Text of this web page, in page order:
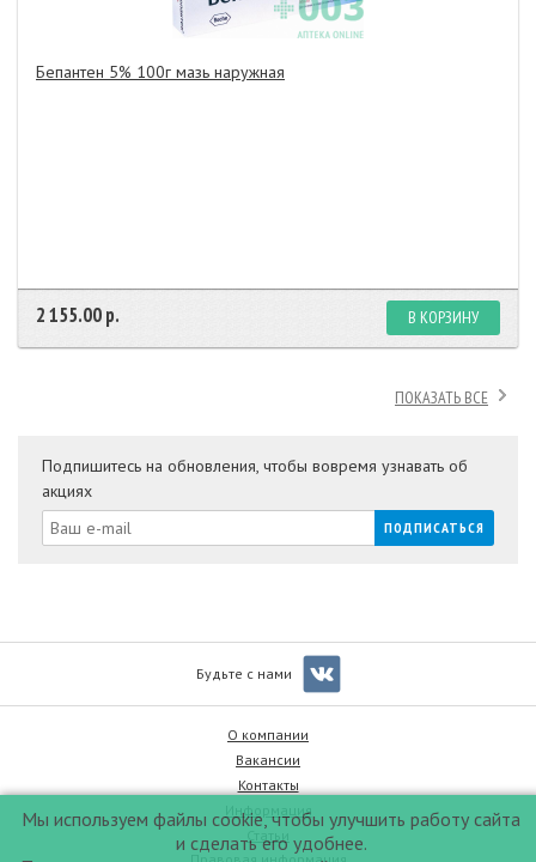
Бепантен 5% 100г мазь наружная
2 155.00 р. В КОРЗИНУ
ПОКАЗАТЬ ВСЕ
Подпишитесь на обновления, чтобы вовремя узнавать об
акциях
Будьте с нами
О компании
Вакансии
Контакты
Информация
Статьи
Мы используем файлы cookie, чтобы улучшить работу сайта
и сделать его удобнее.